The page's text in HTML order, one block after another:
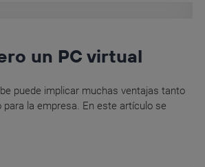
un PC virtual
puede implicar muchas ventajas tanto
para la empresa. En este artículo se